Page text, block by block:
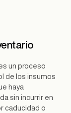
un proceso
de los insumos
haya
sin incurrir en
caducidad o